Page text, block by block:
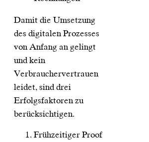
Damit die Umsetzung
des digitalen Prozesses
von Anfang an gelingt
und kein
Verbrauchervertrauen
leidet, sind drei
Erfolgsfaktoren zu
berücksichtigen.
Frühzeitiger Proof